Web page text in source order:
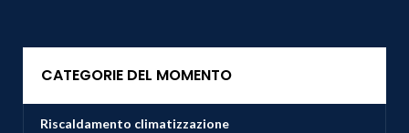
CATEGORIE DEL MOMENTO
Riscaldamento climatizzazione